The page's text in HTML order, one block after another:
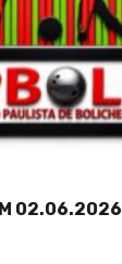
02.06.2026